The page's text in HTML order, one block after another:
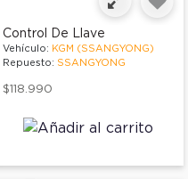
Control De Llave
Vehículo: KGM (SSANGYONG)
Repuesto: SSANGYONG
$118.990